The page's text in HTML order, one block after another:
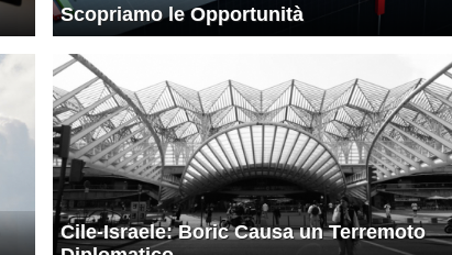
Scopriamo le Opportunità
Cile-Israele: Boric Causa un Terremoto